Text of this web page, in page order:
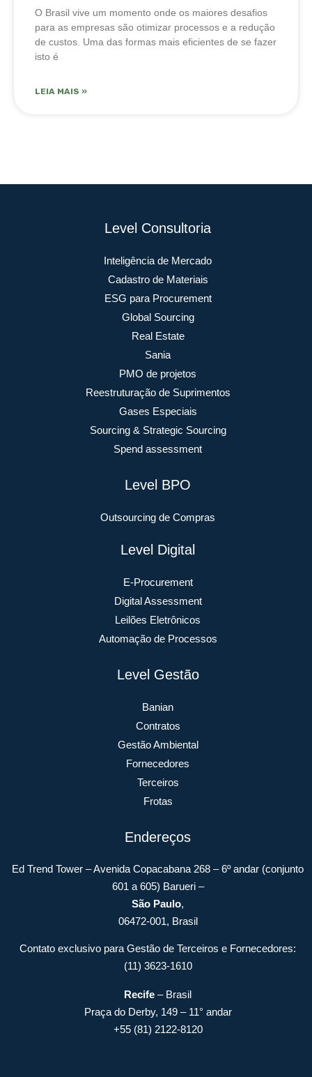
O Brasil vive um momento onde os maiores desafios
para as empresas são otimizar processos e a redução
de custos. Uma das formas mais eficientes de se fazer
isto é
LEIA MAIS »
Level Consultoria
Inteligência de Mercado
Cadastro de Materiais
ESG para Procurement
Global Sourcing
Real Estate
Sania
PMO de projetos
Reestruturação de Suprimentos
Gases Especiais
Sourcing & Strategic Sourcing
Spend assessment
Level BPO
Outsourcing de Compras
Level Digital
E-Procurement
Digital Assessment
Leilões Eletrônicos
Automação de Processos
Level Gestão
Banian
Contratos
Gestão Ambiental
Fornecedores
Terceiros
Frotas
Endereços
Ed Trend Tower – Avenida Copacabana 268 – 6º andar (conjunto
601 a 605) Barueri –
São Paulo,
06472-001, Brasil
Contato exclusivo para Gestão de Terceiros e Fornecedores:
(11) 3623-1610
Recife – Brasil
Praça do Derby, 149 – 11° andar
+55 (81) 2122-8120